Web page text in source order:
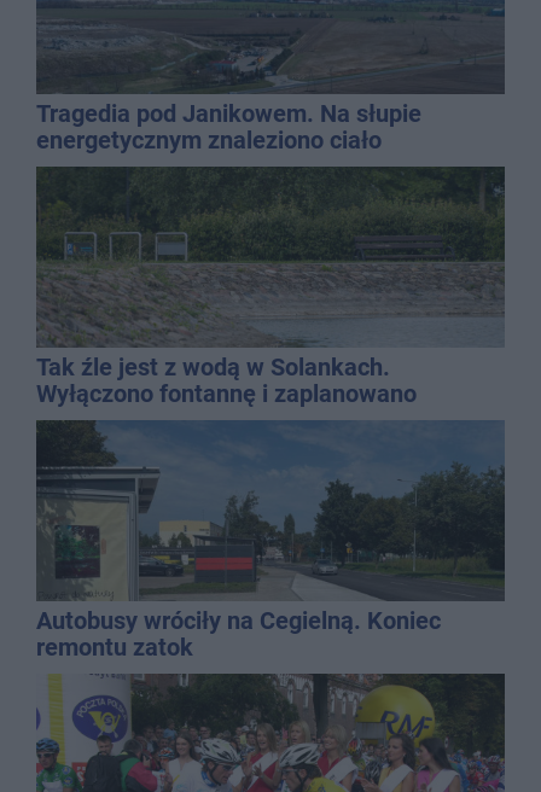
Tragedia pod Janikowem. Na słupie
energetycznym znaleziono ciało
mężczyzny
Tak źle jest z wodą w Solankach.
Wyłączono fontannę i zaplanowano
dolewkę
Autobusy wróciły na Cegielną. Koniec
remontu zatok